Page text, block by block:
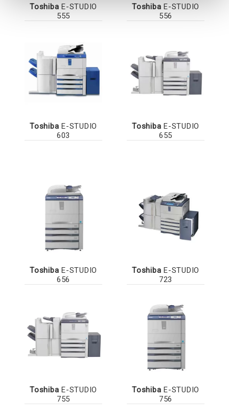
Toshiba E-STUDIO
555
Toshiba E-STUDIO
556
Toshiba E-STUDIO
603
Toshiba E-STUDIO
655
Toshiba E-STUDIO
656
Toshiba E-STUDIO
723
Toshiba E-STUDIO
755
Toshiba E-STUDIO
756